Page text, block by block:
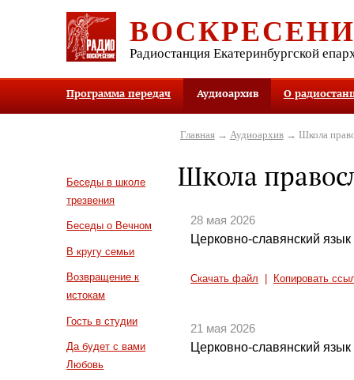
Радиостанция Екатеринбургской
Программа передач Аудиоархив О
Беседы в школе
трезвения
Беседы о Вечном
В кругу семьи
Возвращение к
истокам
Гость в студии
Да будет с вами
Любовь
Главная→ Аудиоархив→ Школа
Школа
28 мая 2026
Церковно-славянский
Скачать файл Копировать
21 мая 2026
Церковно-славянский